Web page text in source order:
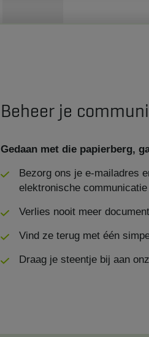
Beheer je
Gedaan met die papierberg,
Bezorg ons je e-mailadres
elektronische communicatie
Verlies nooit meer
Vind ze terug met één
Draag je steentje bij aan